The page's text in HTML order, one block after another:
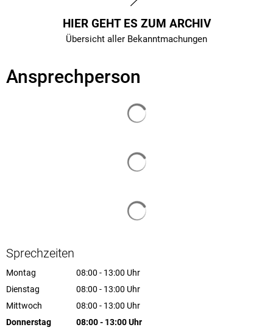
HIER GEHT ES ZUM ARCHIV
Übersicht aller Bekanntmachungen
Ansprechperson
Sprechzeiten
Montag 08:00 - 13:00 Uhr
Von 08:00 bis 13:00 Uhr
Dienstag 08:00 - 13:00 Uhr
Von 08:00 bis 13:00 Uhr
Mittwoch 08:00 - 13:00 Uhr
Von 08:00 bis 13:00 Uhr
Donnerstag 08:00- 13:00Uhr